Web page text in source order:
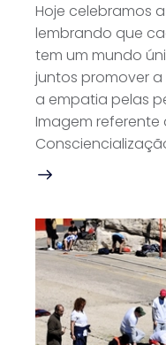
Hoje celebramos
lembrando que
tem um mundo
juntos promover
a empatia pelas
Imagem referente